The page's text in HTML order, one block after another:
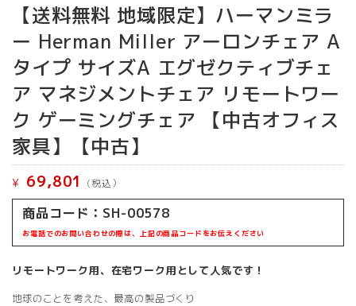
【送料無料 地域限定】ハーマンミラ
ー Herman Miller アーロンチェア A
タイプ サイズA エグゼクティブチェ
ア マネジメントチェア リモートワー
ク ゲーミングチェア 【中古オフィス
家具】【中古】
¥ 69,801 (税込）
商品コード：SH-00578
お電話でのお問い合わせの際は、上記の商品コードをお伝えください
リモートワーク用、在宅ワーク用として人気です！
地球のことを考えた、最高の製品づくり